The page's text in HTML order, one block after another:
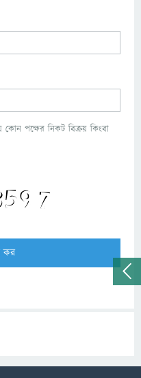
পক্ষের নিকট বিক্রয় কিংবা